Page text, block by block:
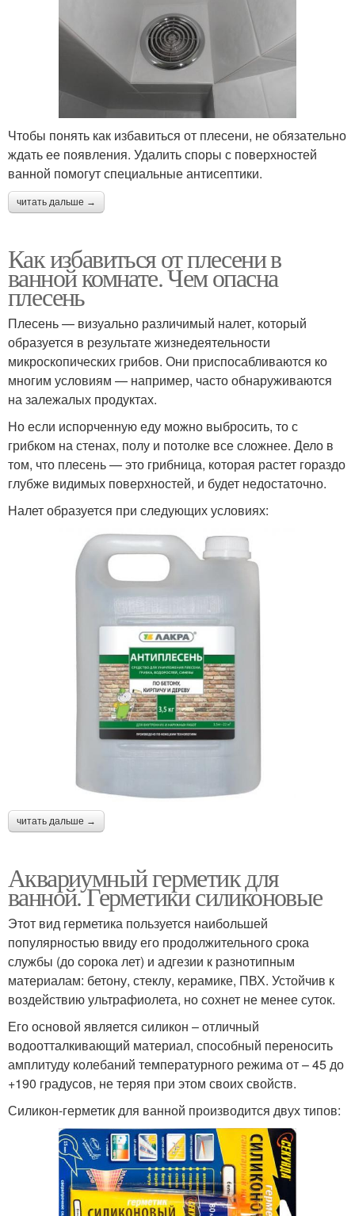
Чтобы понять как избавиться от плесени, не обязательно
ждать ее появления. Удалить споры с поверхностей
ванной помогут специальные антисептики.
читать дальше →
Как избавиться от плесени в
ванной комнате. Чем опасна
плесень
Плесень — визуально различимый налет, который
образуется в результате жизнедеятельности
микроскопических грибов. Они приспосабливаются ко
многим условиям — например, часто обнаруживаются
на залежалых продуктах.
Но если испорченную еду можно выбросить, то с
грибком на стенах, полу и потолке все сложнее. Дело в
том, что плесень — это грибница, которая растет гораздо
глубже видимых поверхностей, и будет недостаточно.
Налет образуется при следующих условиях:
читать дальше →
Аквариумный герметик для
ванной. Герметики силиконовые
Этот вид герметика пользуется наибольшей
популярностью ввиду его продолжительного срока
службы (до сорока лет) и адгезии к разнотипным
материалам: бетону, стеклу, керамике, ПВХ. Устойчив к
воздействию ультрафиолета, но сохнет не менее суток.
Его основой является силикон – отличный
водоотталкивающий материал, способный переносить
амплитуду колебаний температурного режима от – 45 до
+190 градусов, не теряя при этом своих свойств.
Силикон-герметик для ванной производится двух типов: